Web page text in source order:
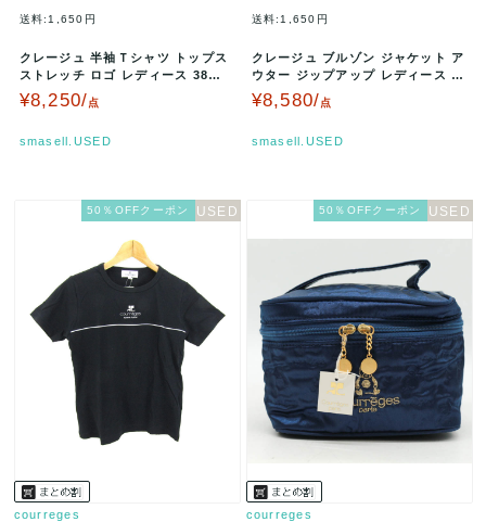
送料:1,650円
クレージュ 半袖Ｔシャツ トップス
ストレッチ ロゴ レディース 38サ
イズ グレー courreg…
¥8,250/点
smasell.USED
送料:1,650円
クレージュ ブルゾン ジャケット ア
ウター ジップアップ レディース 4
0サイズ ブラック cour…
¥8,580/点
smasell.USED
50％OFFクーポン
courreges
50％OFFクーポン
courreges